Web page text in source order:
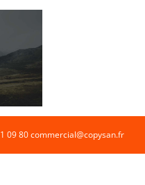
09 80commercial@copysan.fr